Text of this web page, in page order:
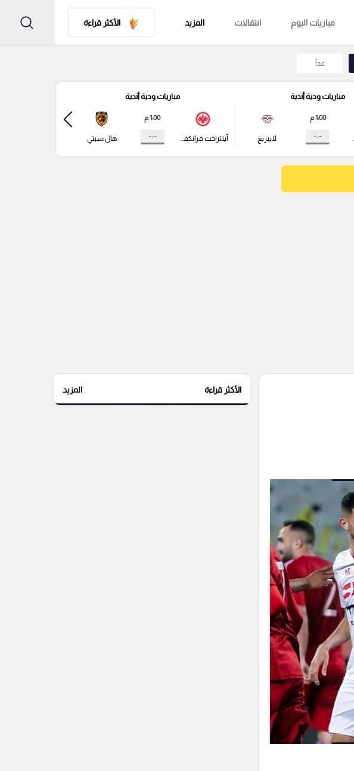
مباريات اليوم انتقالات المزيد الأكثر قراءة
غداً
مباريات ودية أندية
1:00 م
- : - لايبزيغ
مباريات ودية أندية
آينتراخت فرانكفورت
1:00 م
- : - هال سيتي
الأكثر قراءة المزيد